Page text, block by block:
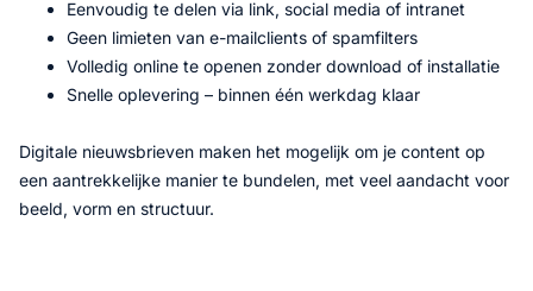
Eenvoudig te delen via link, social media of intranet
Geen limieten van e-mailclients of spamfilters
Volledig online te openen zonder download of installatie
Snelle oplevering – binnen één werkdag klaar
Digitale nieuwsbrieven maken het mogelijk om je content op
een aantrekkelijke manier te bundelen, met veel aandacht voor
beeld, vorm en structuur.